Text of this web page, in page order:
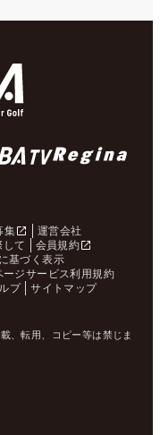
集
運営会社
して
会員規約
基づく表示
ージサービス利用規約
プ サイトマップ
、転用、コピー等は禁じま